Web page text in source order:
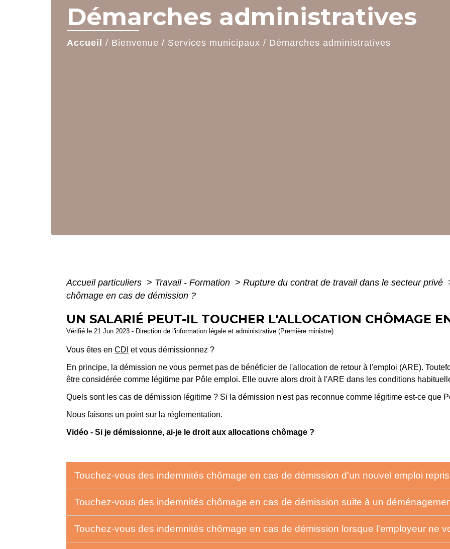
Démarches administratives
Accueil / Bienvenue / Services municipaux / Démarches administratives
Accueil particuliers > Travail - Formation > Rupture du contrat de travail dans le secteur privé
chômage en cas de démission ?
UN SALARIÉ PEUT-IL TOUCHER L'ALLOCATION CHÔMAGE
Vérifié le 21 Jun 2023 - Direction de l'information légale et administrative (Première ministre)
Vous êtes en CDI et vous démissionnez ?
En principe, la démission ne vous permet pas de bénéficier de l'allocation de retour à l'emploi (ARE).
être considérée comme légitime par Pôle emploi. Elle ouvre alors droit à l'ARE dans les conditions
Quels sont les cas de démission légitime ? Si la démission n'est pas reconnue comme légitime est-ce que
Nous faisons un point sur la réglementation.
Vidéo - Si je démissionne, ai-je le droit aux allocations chômage ?
Touchez-vous des indemnités chômage en cas de démission d'un nouvel emploi
Touchez-vous des indemnités chômage en cas de démission suite à un
Touchez-vous des indemnités chômage en cas de démission lorsque l'employeur ne